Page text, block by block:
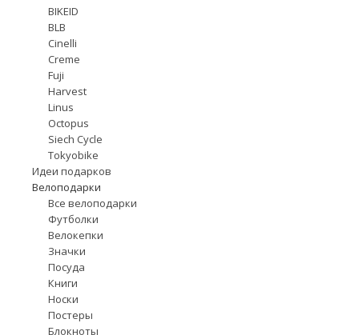
BIKEID
BLB
Cinelli
Creme
Fuji
Harvest
Linus
Octopus
Siech Cycle
Tokyobike
Идеи подарков
Велоподарки
Все велоподарки
Футболки
Велокепки
Значки
Посуда
Книги
Носки
Постеры
Блокноты